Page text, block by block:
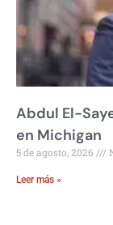
Abdul El-
en Michigan
5 de agosto, 2026
Leer más »